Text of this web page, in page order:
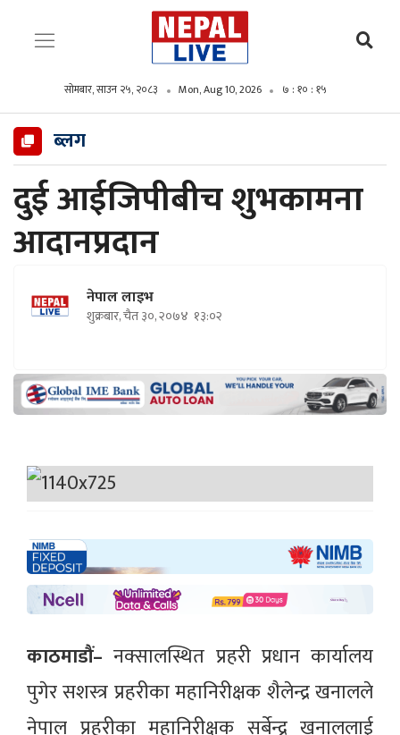
सोमबार, साउन २५, २०८३ Mon, Aug 10, 2026 ७ : १० : १६
ब्लग
दुई आईजिपीबीच शुभकामना
आदानप्रदान
नेपाल लाइभ
शुक्रबार, चैत ३०, २०७४ १३:०२
काठमाडौं– नक्सालस्थित प्रहरी प्रधान कार्यालय
पुगेर सशस्त्र प्रहरीका महानिरीक्षक शैलेन्द्र खनालले
नेपाल प्रहरीका महानिरीक्षक सर्बेन्द्र खनाललाई